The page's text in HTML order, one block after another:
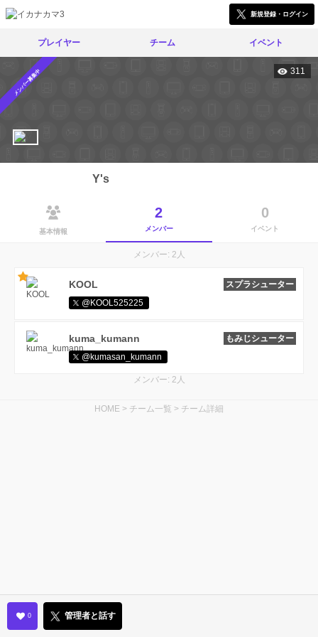
新規登録・ログイン
プレイヤー チーム イベント
メンバー募集中 311
Y's
基本情報
2
メンバー
0
イベント
メンバー: 2人
KOOL
スプラシューター
@KOOL525225
kuma_kumann
もみじシューター
@kumasan_kumann
メンバー: 2人
HOME > チーム一覧 > チーム詳細
0 管理者と話す